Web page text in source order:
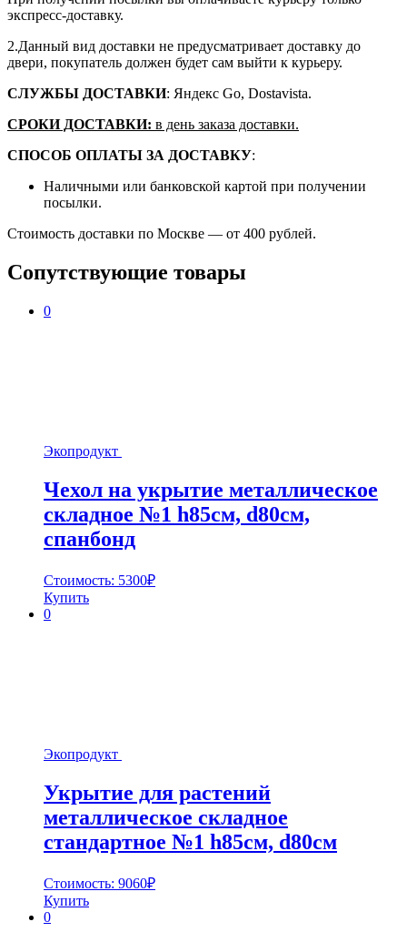
экспресс-доставку.
2.Данный вид доставки не предусматривает доставку до
двери, покупатель должен будет сам выйти к курьеру.
СЛУЖБЫ ДОСТАВКИ: Яндекс Go, Dostavista.
СРОКИ ДОСТАВКИ: в день заказа доставки.
СПОСОБ ОПЛАТЫ ЗА ДОСТАВКУ:
Наличными или банковской картой при получении
посылки.
Стоимость доставки по Москве — от 400 рублей.
Сопутствующие товары
0
Экопродукт
Чехол на укрытие металлическое
складное №1 h85cм, d80см,
спанбонд
Стоимость: 5300₽
Купить
0
Экопродукт
Укрытие для растений
металлическое складное
стандартное №1 h85cм, d80см
Стоимость: 9060₽
Купить
0